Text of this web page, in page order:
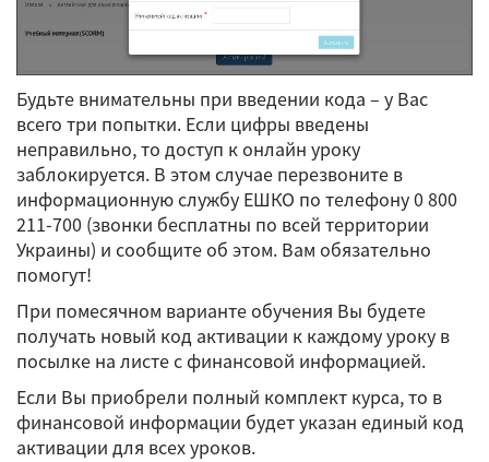
Будьте внимательны при введении кода – у Вас
всего три попытки. Если цифры введены
неправильно, то доступ к онлайн уроку
заблокируется. В этом случае перезвоните в
информационную службу ЕШКО по телефону 0 800
211-700 (звонки бесплатны по всей территории
Украины) и сообщите об этом. Вам обязательно
помогут!
При помесячном варианте обучения Вы будете
получать новый код активации к каждому уроку в
посылке на листе с финансовой информацией.
Если Вы приобрели полный комплект курса, то в
финансовой информации будет указан единый код
активации для всех уроков.